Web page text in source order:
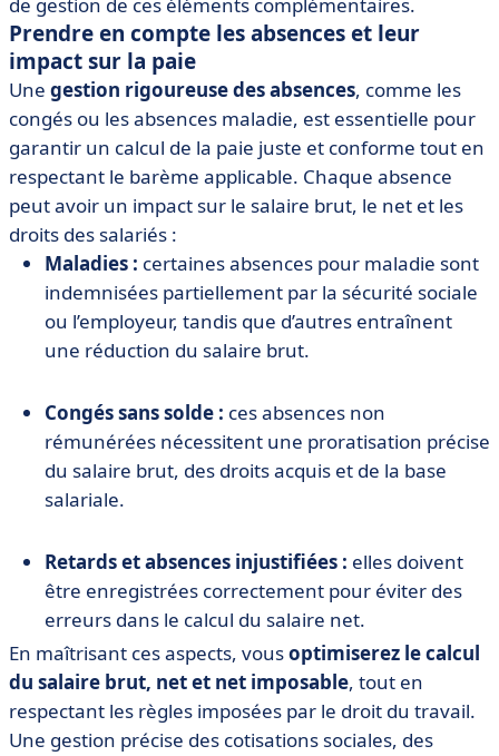
Prendre en compte les absences et leur
impact sur la paie
Une gestion rigoureuse des absences, comme les
congés ou les absences maladie, est essentielle pour
garantir un calcul de la paie juste et conforme tout en
respectant le barème applicable. Chaque absence
peut avoir un impact sur le salaire brut, le net et les
droits des salariés :
Maladies : certaines absences pour maladie sont
indemnisées partiellement par la sécurité sociale
ou l’employeur, tandis que d’autres entraînent
une réduction du salaire brut.
Congés sans solde : ces absences non
rémunérées nécessitent une proratisation précise
du salaire brut, des droits acquis et de la base
salariale.
Retards et absences injustifiées : elles doivent
être enregistrées correctement pour éviter des
erreurs dans le calcul du salaire net.
En maîtrisant ces aspects, vousoptimiserez le calcul
du salaire brut, net et net imposable, tout en
respectant les règles imposées par le droit du travail.
Une gestion précise des cotisations sociales, des